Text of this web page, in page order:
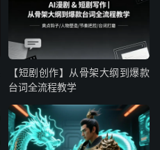
【短剧创作】从骨架大纲到爆款
台词全流程教学